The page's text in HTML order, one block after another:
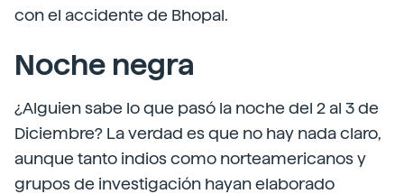
con el accidente de Bhopal.
Noche negra
¿Alguien sabe lo que pasó la noche del 2 al 3 de
Diciembre? La verdad es que no hay nada claro,
aunque tanto indios como norteamericanos y
grupos de investigación hayan elaborado